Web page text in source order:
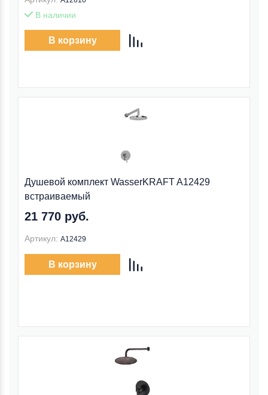
В наличии
В корзину
Душевой комплект WasserKRAFT A12429
встраиваемый
21 770 руб.
Артикул: A12429
В корзину